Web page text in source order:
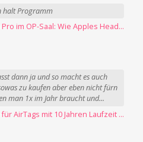
halt Programm
→ Apple Vision Pro im OP-Saal: Wie Apples Headset Operationen beschleunigt
dann ja und so macht es auch
zu kaufen aber eben nicht fürn
man 1x im Jahr braucht und...
→ Battery Case für AirTags mit 10 Jahren Laufzeit jetzt nur 12,89 Euro